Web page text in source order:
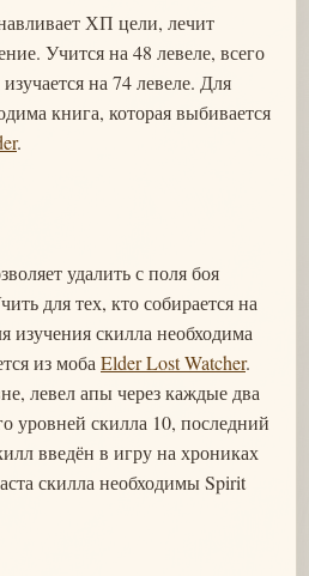
ХП цели, лечит
Учится на 48 левеле, всего
на 74 левеле. Для
книга, которая выбивается
.
удалить с поля боя
для тех, кто собирается на
изучения скилла необходима
из моба Elder Lost Watcher.
левел апы через каждые два
уровней скилла 10, последний
введён в игру на хрониках
скилла необходимы Spirit